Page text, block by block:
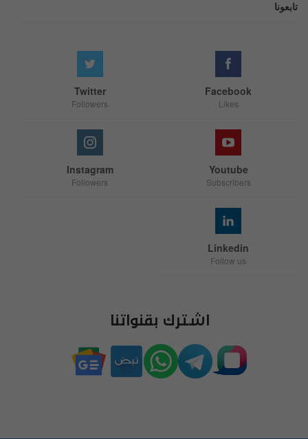
تابعونا
Facebook
Likes
Twitter
Followers
Youtube
Subscribers
Instagram
Followers
Linkedin
Follow us
اشترك بقنواتنا